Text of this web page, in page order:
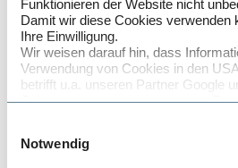
Funktionieren der Website nicht
Damit wir diese Cookies verwenden
Ihre Einwilligung.
Wir weisen darauf hin, dass
Verwendung von Cookies in den
betrifft u.a. unseren Partner Google
Schutz von personenbezogenen
durchsetzbare Rechte, die den
Zugriff von staatlichen Stellen
Notwendig
Anmelden